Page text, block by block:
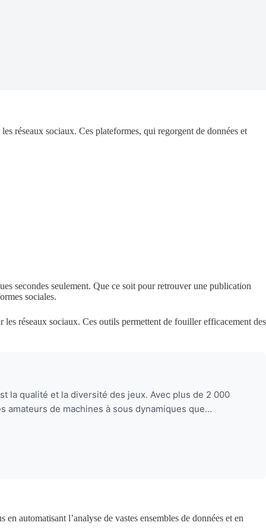
réseaux sociaux. Ces plateformes, qui regorgent de données et
secondes seulement. Que ce soit pour retrouver une publication
sociales.
réseaux sociaux. Ces outils permettent de fouiller efficacement des
la qualité et la diversité des jeux. Avec plus de 2 000
de machines à sous dynamiques que...
automatisant l’analyse de vastes ensembles de données et en